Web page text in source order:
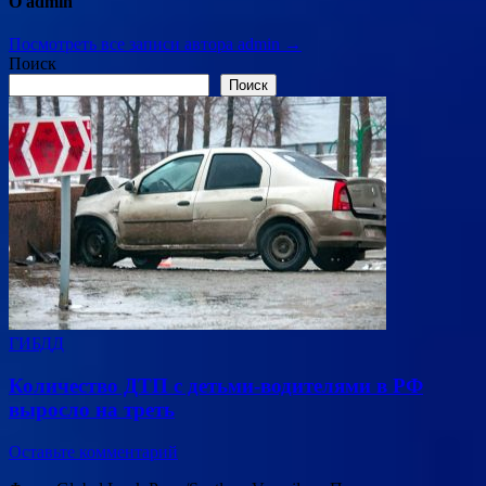
Посмотреть все записи автора admin →
Поиск
Поиск
ГИБДД
Количество ДТП с детьми-водителями в РФ
выросло на треть
Оставьте комментарий